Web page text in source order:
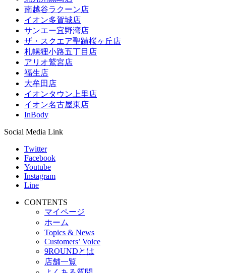
南越谷ラクーン店
イオン多賀城店
サンエー宜野湾店
ザ・スクエア聖蹟桜ヶ丘店
札幌狸小路五丁目店
アリオ鷲宮店
福生店
大牟田店
イオンタウン上里店
イオン名古屋東店
InBody
Social Media Link
Twitter
Facebook
Youtube
Instagram
Line
CONTENTS
マイページ
ホーム
Topics & News
Customers’ Voice
9ROUNDとは
店舗一覧